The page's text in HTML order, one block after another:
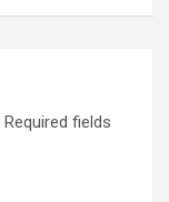
Required fields